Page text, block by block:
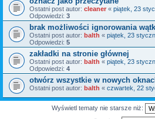
Ostatni post autor: cleaner « piątek, 23
Odpowiedzi: 3
brak możliwości ignorowania
Ostatni post autor: balth « piątek, 23
Odpowiedzi: 5
zakładki na stronie głównej
Ostatni post autor: balth « piątek, 23
Odpowiedzi: 4
otwórz wszystkie w nowych
Ostatni post autor: balth « czwartek, 22
Wyświetl tematy nie starsze niż: